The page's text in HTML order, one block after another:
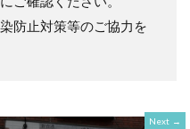
防止対策等のご協力を
Next